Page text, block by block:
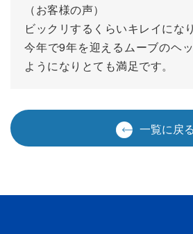
（お客様の声）
ビックリするくらいキレイにな
今年で9年を迎えるムーブのヘ
ようになりとても満足です。
一覧に戻る